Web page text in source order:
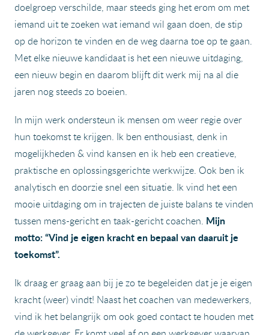
doelgroep verschilde, maar steeds ging het erom om met
iemand uit te zoeken wat iemand wil gaan doen, de stip
op de horizon te vinden en de weg daarna toe op te gaan.
Met elke nieuwe kandidaat is het een nieuwe uitdaging,
een nieuw begin en daarom blijft dit werk mij na al die
jaren nog steeds zo boeien.
In mijn werk ondersteun ik mensen om weer regie over
hun toekomst te krijgen. Ik ben enthousiast, denk in
mogelijkheden & vind kansen en ik heb een creatieve,
praktische en oplossingsgerichte werkwijze. Ook ben ik
analytisch en doorzie snel een situatie. Ik vind het een
mooie uitdaging om in trajecten de juiste balans te vinden
tussen mens-gericht en taak-gericht coachen. Mijn
motto: “Vind je eigen kracht en bepaal van daaruit je
toekomst”.
Ik draag er graag aan bij je zo te begeleiden dat je je eigen
kracht (weer) vindt! Naast het coachen van medewerkers,
vind ik het belangrijk om ook goed contact te houden met